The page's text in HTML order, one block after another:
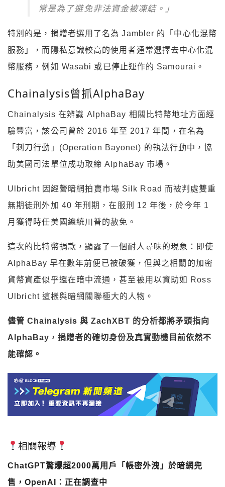
常是為了避免非法資金被凍結。」
特別的是，捐贈者選用了名為 Jambler 的「中心化混幣
服務」，而隱私意識較高的使用者通常選擇去中心化混
幣服務，例如 Wasabi 或已停止運作的 Samourai。
Chainalysis曾抓AlphaBay
Chainalysis 在辨識 AlphaBay 相關比特幣地址方面經
驗豐富，該公司曾於 2016 年至 2017 年間，在名為
「刺刀行動」(Operation Bayonet) 的執法行動中，協
助美國司法單位成功取締 AlphaBay 市場。
Ulbricht 因經營暗網拍賣市場 Silk Road 而被判處雙重
無期徒刑外加 40 年刑期，在服刑 12 年後，於今年 1
月獲得時任美國總統川普的赦免。
這次的比特幣捐款，顯露了一個耐人尋味的現象：即使
AlphaBay 早在數年前便已被破獲，但與之相關的加密
貨幣資產似乎還在暗中流通，甚至被用以資助如 Ross
Ulbricht 這樣與暗網關聯極大的人物。
儘管 Chainalysis 與 ZachXBT 的分析都將矛頭指向
AlphaBay，捐贈者的確切身份及真實動機目前依然不
能確認。
相關報導
ChatGPT驚爆超2000萬用戶「帳密外洩」於暗網兜
售，OpenAI：正在調查中